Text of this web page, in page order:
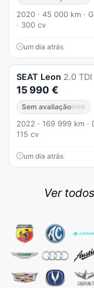
2020 · 45 000 km ·
· 300 cv
um dia atrás
SEAT Leon 2.0
15 990 €
Sem avaliação
2022 · 169 999 km ·
115 cv
um dia atrás
Ver